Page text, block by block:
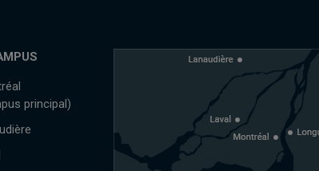
principal)